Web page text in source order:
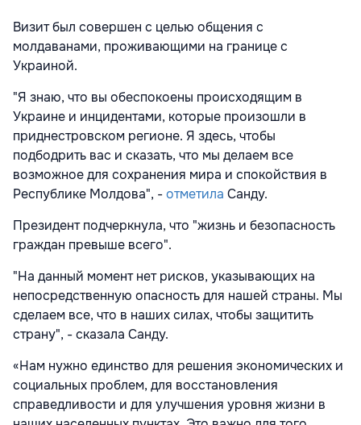
Визит был совершен с целью общения с
молдаванами, проживающими на границе с
Украиной.
"Я знаю, что вы обеспокоены происходящим в
Украине и инцидентами, которые произошли в
приднестровском регионе. Я здесь, чтобы
подбодрить вас и сказать, что мы делаем все
возможное для сохранения мира и спокойствия в
Республике Молдова", -отметила Санду.
Президент подчеркнула, что "жизнь и безопасность
граждан превыше всего".
"На данный момент нет рисков, указывающих на
непосредственную опасность для нашей страны. Мы
сделаем все, что в наших силах, чтобы защитить
страну", - сказала Санду.
«Нам нужно единство для решения экономических и
социальных проблем, для восстановления
справедливости и для улучшения уровня жизни в